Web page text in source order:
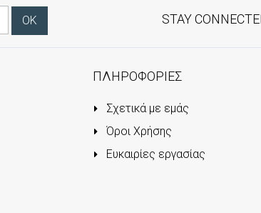
STAY
ΠΛΗΡΟΦΟΡΙΕΣ
Σχετικά με εμάς
Όροι Χρήσης
Ευκαιρίες εργασίας